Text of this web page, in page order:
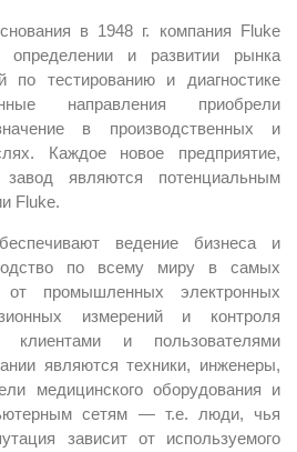
в 1948 г. компания Fluke
определении и развитии рынка
по тестированию и диагностике
направления приобрели
в производственных и
Каждое новое предприятие,
являются потенциальным
Fluke.
ведение бизнеса и
по всему миру в самых
от промышленных электронных
измерений и контроля
клиентами и пользователями
являются техники, инженеры,
медицинского оборудования и
сетям — т.е. люди, чья
зависит от используемого